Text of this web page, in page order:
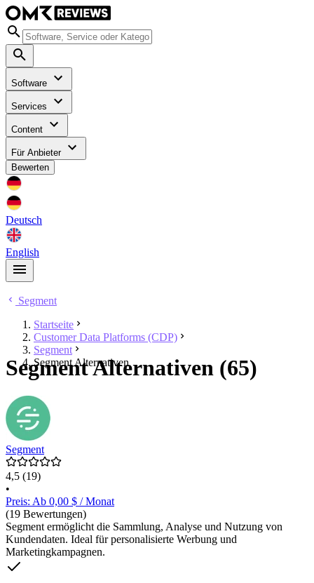
Software
Services
Content
Für Anbieter
Bewerten
Deutsch
English
Segment
Startseite
Customer Data Platforms (CDP)
Segment
Segment Alternativen
Segment Alternativen (65)
Segment
4,5 (19)
•
Preis: Ab 0,00 $ / Monat
(19 Bewertungen)
Segment ermöglicht die Sammlung, Analyse und Nutzung von
Kundendaten. Ideal für personalisierte Werbung und
Marketingkampagnen.